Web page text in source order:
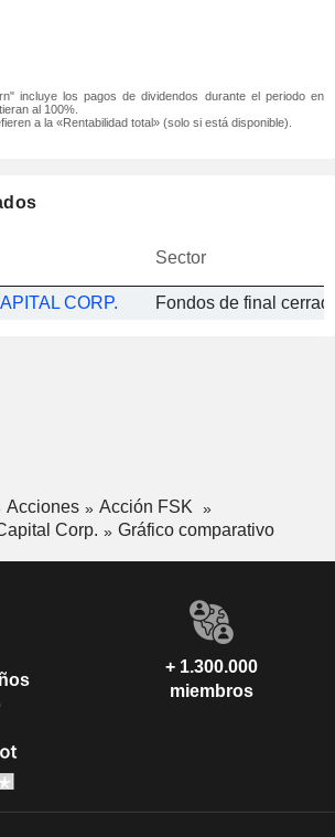
incluye los pagos de dividendos durante el periodo en
al 100%.
a la «Rentabilidad total» (solo si está disponible).
Sector
CORP. Fondos de final
Acciones
Acción FSK
Corp.
Gráfico comparativo
+ 1.300.000
miembros